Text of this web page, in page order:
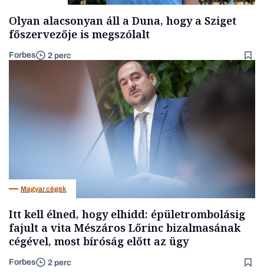
Olyan alacsonyan áll a Duna, hogy a Sziget
főszervezője is megszólalt
Forbes 2 perc
Magyar cégek
Itt kell élned, hogy elhidd: épületrombolásig
fajult a vita Mészáros Lőrinc bizalmasának
cégével, most bíróság előtt az ügy
Forbes 2 perc